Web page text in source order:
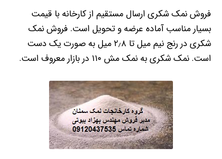
فروش نمک شکری ارسال مستقیم از کارخانه با قیمت
بسیار مناسب آماده عرضه و تحویل است. فروش نمک
شکری در رنج نیم میل تا ۲٫۸ میل به صورت یک دست
است. نمک شکری به نمک مش ۱۱۰ در بازار معروف است.